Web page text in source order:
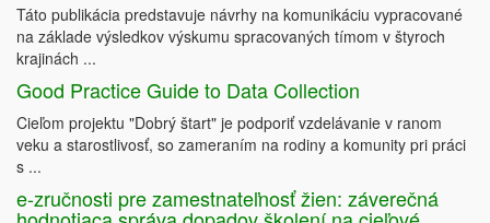
Táto publikácia predstavuje návrhy na komunikáciu vypracované
na základe výsledkov výskumu spracovaných tímom v štyroch
krajinách ...
Good Practice Guide to Data Collection
Cieľom projektu "Dobrý štart" je podporiť vzdelávanie v ranom
veku a starostlivosť, so zameraním na rodiny a komunity pri práci
s ...
e-zručnosti pre zamestnateľnosť žien: záverečná